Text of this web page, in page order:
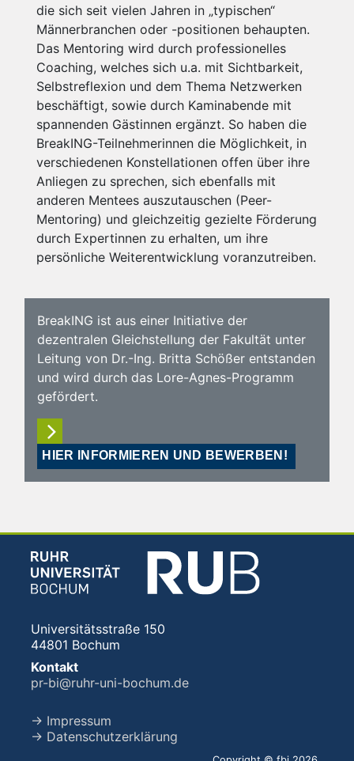
die sich seit vielen Jahren in „typischen“
Männerbranchen oder -positionen behaupten.
Das Mentoring wird durch professionelles
Coaching, welches sich u.a. mit Sichtbarkeit,
Selbstreflexion und dem Thema Netzwerken
beschäftigt, sowie durch Kaminabende mit
spannenden Gästinnen ergänzt. So haben die
BreakING-Teilnehmerinnen die Möglichkeit, in
verschiedenen Konstellationen offen über ihre
Anliegen zu sprechen, sich ebenfalls mit
anderen Mentees auszutauschen (Peer-
Mentoring) und gleichzeitig gezielte Förderung
durch Expertinnen zu erhalten, um ihre
persönliche Weiterentwicklung voranzutreiben.
BreakING ist aus einer Initiative der
dezentralen Gleichstellung der Fakultät unter
Leitung von Dr.-Ing. Britta Schößer entstanden
und wird durch das Lore-Agnes-Programm
gefördert.
HIER INFORMIEREN UND BEWERBEN!
Universitätsstraße 150
44801 Bochum
Kontakt
pr-bi@ruhr-uni-bochum.de
→ Impressum
→ Datenschutzerklärung